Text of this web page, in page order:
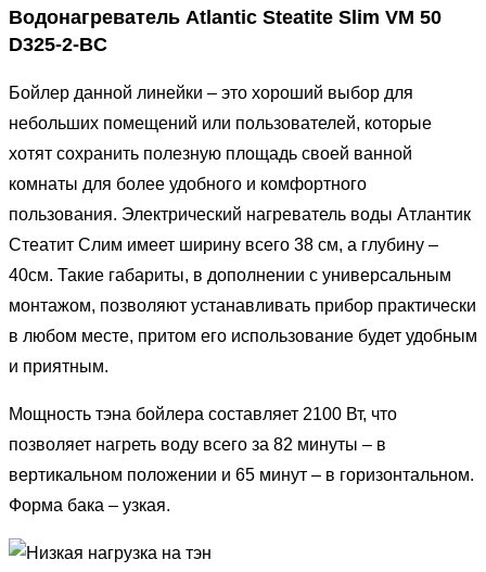
BC
(50891050)
Водонагреватель Atlantic Steatite Slim VM 50
D325-2-BC
Бойлер данной линейки – это хороший выбор для
небольших помещений или пользователей, которые
хотят сохранить полезную площадь своей ванной
комнаты для более удобного и комфортного
пользования. Электрический нагреватель воды Атлантик
Стеатит Слим имеет ширину всего 38 см, а глубину –
40см. Такие габариты, в дополнении с универсальным
монтажом, позволяют устанавливать прибор практически
в любом месте, притом его использование будет удобным
и приятным.
Мощность тэна бойлера составляет 2100 Вт, что
позволяет нагреть воду всего за 82 минуты – в
вертикальном положении и 65 минут – в горизонтальном.
Форма бака – узкая.